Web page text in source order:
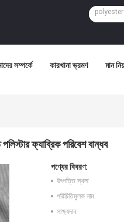
সম্পর্কে কারখানা ভ্রমণ মান
ফ্যাব্রিক পরিবেশ বান্ধব
পণ্যের বিবরণ:
উৎপত্তি স্থল:
পরিচিতিমুলক নাম:
সাক্ষ্যদান: